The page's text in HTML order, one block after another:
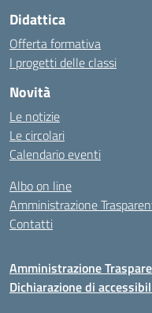
Didattica
Offerta formativa
I progetti delle classi
Novità
Le notizie
Le circolari
Calendario eventi
Albo on line
Amministrazione
Contatti
Amministrazione
Dichiarazione di